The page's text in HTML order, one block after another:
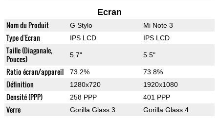
Ecran
Nom du Produit G Stylo Mi Note 3
Type d'Ecran IPS LCD IPS LCD
Taille (Diagonale,
Pouces)
5.7" 5.5"
Ratio écran/appareil 73.2% 73.8%
Définition 1280x720 1920x1080
Densité (PPP) 258 PPP 401 PPP
Verre Gorilla Glass 3 Gorilla Glass 4